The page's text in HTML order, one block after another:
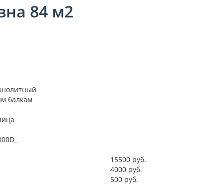
84 м2
балкам
15500 руб.
4000 руб.
500 руб.